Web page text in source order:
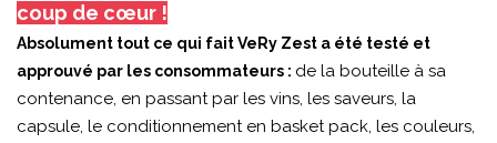
coup de cœur !
Absolument tout ce qui fait VeRy Zest a été testé et
approuvé par les consommateurs : de la bouteille à sa
contenance, en passant par les vins, les saveurs, la
capsule, le conditionnement en basket pack, les couleurs,